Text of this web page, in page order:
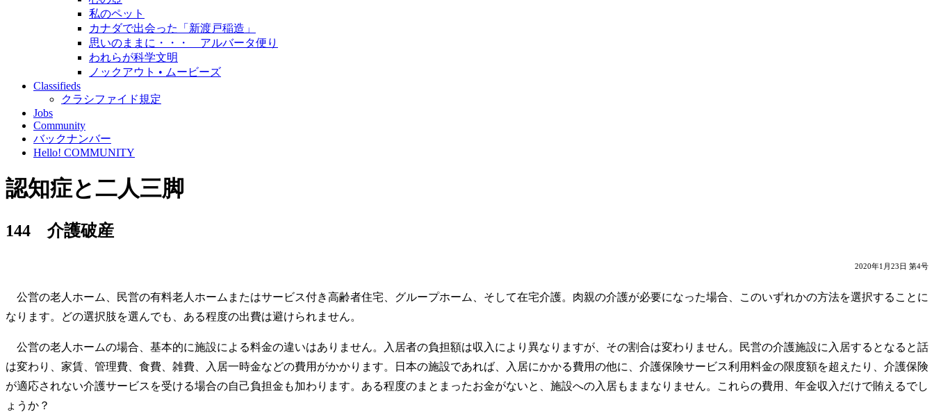
私のペット
カナダで出会った「新渡戸稲造」
思いのままに・・・ アルバータ便り
われらが科学文明
ノックアウト • ムービーズ
Classifieds
クラシファイド規定
Jobs
Community
バックナンバー
Hello! COMMUNITY
認知症と二人三脚
144 介護破産
2020年1月23日 第4号
公営の老人ホーム、民営の有料老人ホームまたはサービス付き高齢者住宅、グループホーム、そして在宅介護。肉親の介護が必要になった場合、このいずれかの方法を選択することに
なります。どの選択肢を選んでも、ある程度の出費は避けられません。
公営の老人ホームの場合、基本的に施設による料金の違いはありません。入居者の負担額は収入により異なりますが、その割合は変わりません。民営の介護施設に入居するとなると話
は変わり、家賃、管理費、食費、雑費、入居一時金などの費用がかかります。日本の施設であれば、入居にかかる費用の他に、介護保険サービス利用料金の限度額を超えたり、介護保険
が適応されない介護サービスを受ける場合の自己負担金も加わります。ある程度のまとまったお金がないと、施設への入居もままなりません。これらの費用、年金収入だけで賄えるでし
ょうか？